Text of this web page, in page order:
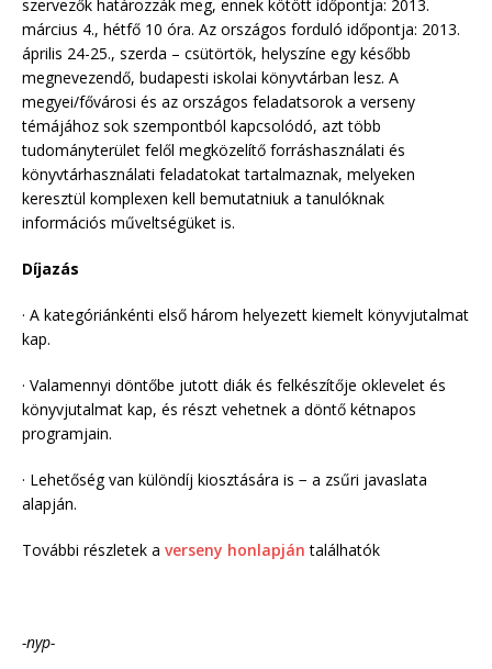
szervezők határozzák meg, ennek kötött időpontja: 2013.
március 4., hétfő 10 óra. Az országos forduló időpontja: 2013.
április 24-25., szerda – csütörtök, helyszíne egy később
megnevezendő, budapesti iskolai könyvtárban lesz. A
megyei/fővárosi és az országos feladatsorok a verseny
témájához sok szempontból kapcsolódó, azt több
tudományterület felől megközelítő forráshasználati és
könyvtárhasználati feladatokat tartalmaznak, melyeken
keresztül komplexen kell bemutatniuk a tanulóknak
információs műveltségüket is.
Díjazás
· A kategóriánkénti első három helyezett kiemelt könyvjutalmat
kap.
· Valamennyi döntőbe jutott diák és felkészítője oklevelet és
könyvjutalmat kap, és részt vehetnek a döntő kétnapos
programjain.
· Lehetőség van különdíj kiosztására is − a zsűri javaslata
alapján.
További részletek a verseny honlapján találhatók
-nyp-